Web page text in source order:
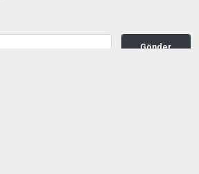
Gönder